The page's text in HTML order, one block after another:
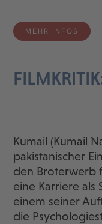
MEHR INFOS
Kumail (Kumail
pakistanischer
den Broterwerb
eine Karriere als
einem seiner
die